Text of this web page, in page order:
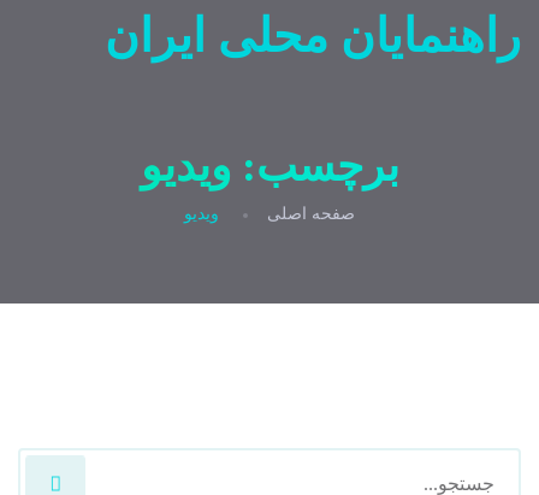
راهنمایان محلی ایران
برچسب: ویدیو
صفحه اصلی ویدیو